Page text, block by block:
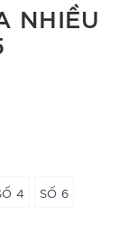
NHIỀU
4 SỐ 6